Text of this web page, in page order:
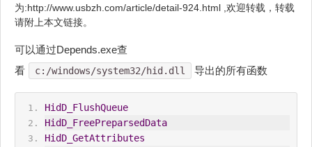
为:http://www.usbzh.com/article/detail-924.html ,欢迎转载，转载
请附上本文链接。
可以通过Depends.exe查
看
c:/windows/system32/hid.dll 导出的所有函数
HidD_FlushQueue
HidD_FreePreparsedData
HidD_GetAttributes